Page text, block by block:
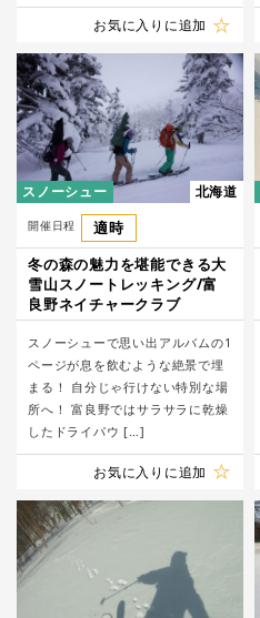
お気に入りに追加
スノーシュー 北海道
開催日程
適時
冬の森の魅力を堪能できる大
雪山スノートレッキング/富
良野ネイチャークラブ
スノーシューで思い出アルバムの1
ページが息を飲むような絶景で埋
まる！ 自分じゃ行けない特別な場
所へ！ 富良野ではサラサラに乾燥
したドライパウ […]
お気に入りに追加